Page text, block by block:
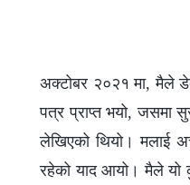
अक्टोबर २०२१ मा, मैले
पत्र प्राप्त भयो, जसमा
लेखिएको थियो। मलाई
रहेको याद आयो। मैले यो